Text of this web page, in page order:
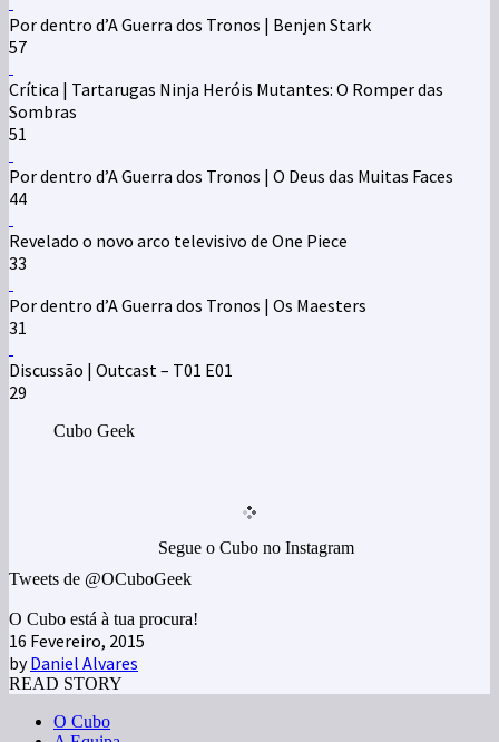
Por dentro d’A Guerra dos Tronos | Benjen Stark
57
Crítica | Tartarugas Ninja Heróis Mutantes: O Romper das
Sombras
51
Por dentro d’A Guerra dos Tronos | O Deus das Muitas Faces
44
Revelado o novo arco televisivo de One Piece
33
Por dentro d’A Guerra dos Tronos | Os Maesters
31
Discussão | Outcast – T01 E01
29
Cubo Geek
Segue o Cubo no Instagram
Tweets de @OCuboGeek
O Cubo está à tua procura!
16 Fevereiro, 2015
byDaniel Alvares
READ STORY
O Cubo